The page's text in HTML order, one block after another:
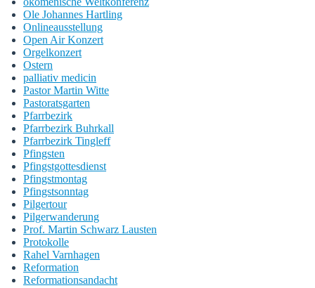
Ole Johannes Hartling
Onlineausstellung
Open Air Konzert
Orgelkonzert
Ostern
palliativ medicin
Pastor Martin Witte
Pastoratsgarten
Pfarrbezirk
Pfarrbezirk Buhrkall
Pfarrbezirk Tingleff
Pfingsten
Pfingstgottesdienst
Pfingstmontag
Pfingstsonntag
Pilgertour
Pilgerwanderung
Prof. Martin Schwarz Lausten
Protokolle
Rahel Varnhagen
Reformation
Reformationsandacht